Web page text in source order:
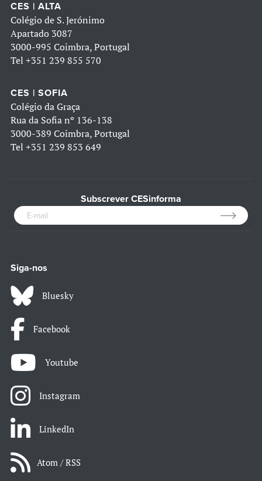
CES | ALTA
Colégio de S. Jerónimo
Apartado 3087
3000-995 Coimbra, Portugal
Tel +351 239 855 570
CES | SOFIA
Colégio da Graça
Rua da Sofia nº 136-138
3000-389 Coimbra, Portugal
Tel +351 239 853 649
Subscrever CESinforma
Siga-nos
Bluesky
Facebook
Youtube
Instagram
LinkedIn
Atom / RSS